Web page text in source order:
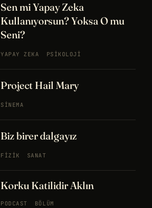
Sen mi Yapay Zeka
Kullanıyorsun? Yoksa O mu
Seni?
YAPAY ZEKA PSIKOLOJI
Project Hail Mary
SINEMA
Biz birer dalgayız
FIZIK SANAT
Korku Katilidir Aklın
PODCAST
BÖLÜM